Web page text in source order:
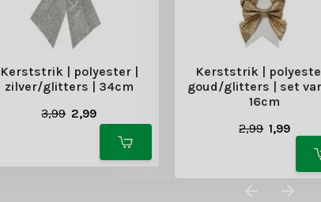
Kerststrik | polyester |
zilver/glitters | 34cm
3,99 2,99
Kerststrik |
goud/glitters | set
16cm
2,99 1,99